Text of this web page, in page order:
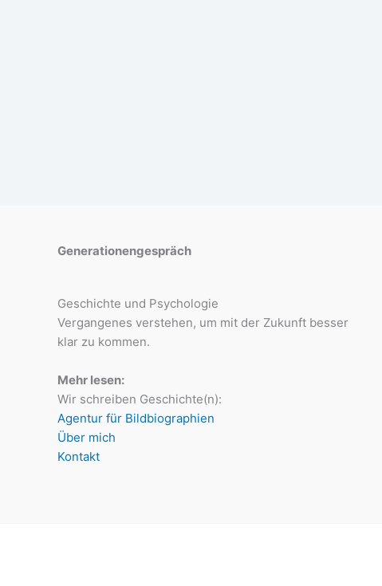
Generationengespräch
Geschichte und Psychologie
Vergangenes verstehen, um mit der Zukunft besser
klar zu kommen.
Mehr lesen:
Wir schreiben Geschichte(n):
Agentur für Bildbiographien
Über mich
Kontakt